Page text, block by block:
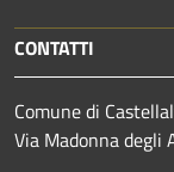
CONTATTI
Comune di
Via Madonna degli